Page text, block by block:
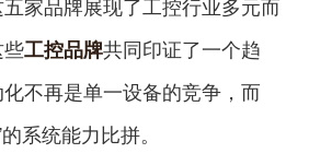
工控品牌共同印证了一个趋
不再是单一设备的竞争，而
系统能力比拼。